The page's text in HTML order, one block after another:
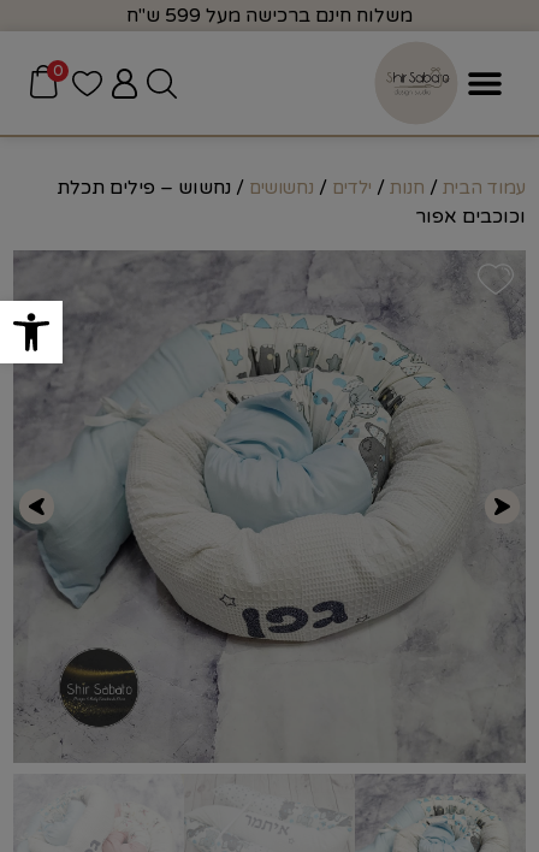
פתח
משלוח חינם ברכישה מעל 599 ש"ח
0
עמוד הבית / חנות / ילדים / נחשושים / נחשוש – פילים תכלת
וכוכבים אפור